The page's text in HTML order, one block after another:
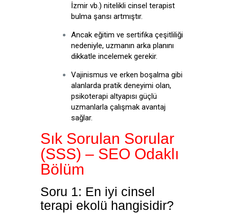
İzmir vb.) nitelikli cinsel terapist
bulma şansı artmıştır.
Ancak eğitim ve sertifika çeşitliliği
nedeniyle, uzmanın arka planını
dikkatle incelemek gerekir.
Vajinismus ve erken boşalma gibi
alanlarda pratik deneyimi olan,
psikoterapi altyapısı güçlü
uzmanlarla çalışmak avantaj
sağlar.
Sık Sorulan Sorular
(SSS) – SEO Odaklı
Bölüm
Soru 1: En iyi cinsel
terapi ekolü hangisidir?